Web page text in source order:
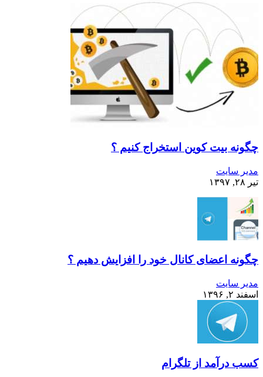
چگونه بیت کوین استخراج کنیم ؟
مدیر سایت
تیر ۲۸, ۱۳۹۷
چگونه اعضای کانال خود را افزایش دهیم ؟
مدیر سایت
اسفند ۲, ۱۳۹۶
کسب درآمد از تلگرام